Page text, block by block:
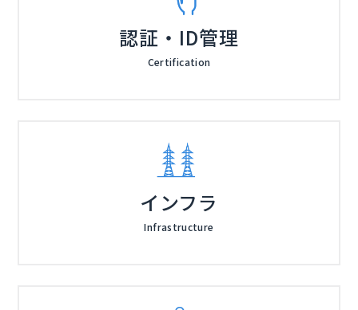
認証・ID管理
Certification
インフラ
Infrastructure